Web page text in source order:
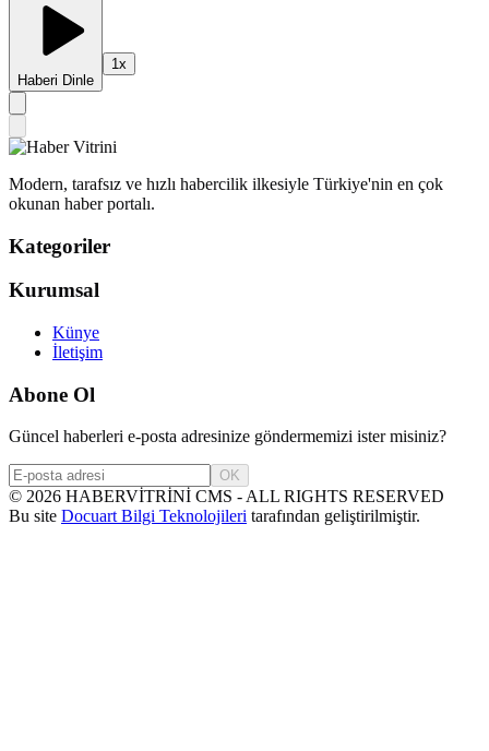
Haberi Dinle
1 x
Modern, tarafsız ve hızlı habercilik ilkesiyle Türkiye'nin en çok
okunan haber portalı.
Kategoriler
Kurumsal
Künye
İletişim
Abone Ol
Güncel haberleri e-posta adresinize göndermemizi ister misiniz?
OK
© 2026 HABERVİTRİNİ CMS - ALL RIGHTS RESERVED
Bu site Docuart Bilgi Teknolojileri tarafından geliştirilmiştir.